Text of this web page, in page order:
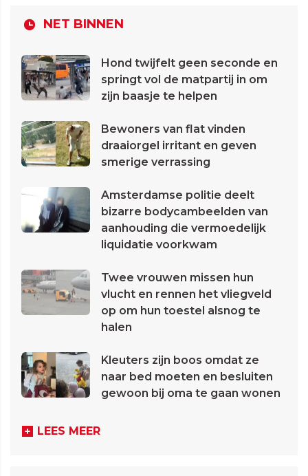
NET BINNEN
Hond twijfelt geen seconde en
springt vol de matpartij in om
zijn baasje te helpen
Bewoners van flat vinden
draaiorgel irritant en geven
smerige verrassing
Amsterdamse politie deelt
bizarre bodycambeelden van
aanhouding die vermoedelijk
liquidatie voorkwam
Twee vrouwen missen hun
vlucht en rennen het vliegveld
op om hun toestel alsnog te
halen
Kleuters zijn boos omdat ze
naar bed moeten en besluiten
gewoon bij oma te gaan wonen
LEES MEER